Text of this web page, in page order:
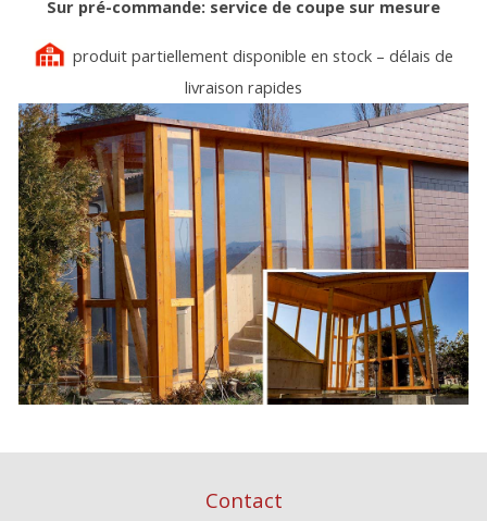
Sur pré-commande: service de coupe sur mesure
produit partiellement disponible en stock – délais de
livraison rapides
Contact